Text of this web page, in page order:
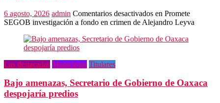
6 agosto, 2026 admin Comentarios desactivados en Promete
SEGOB investigación a fondo en crimen de Alejandro Leyva
Las destacadas Municipios Titulares
Bajo amenazas, Secretario de Gobierno de Oaxaca
despojaría predios